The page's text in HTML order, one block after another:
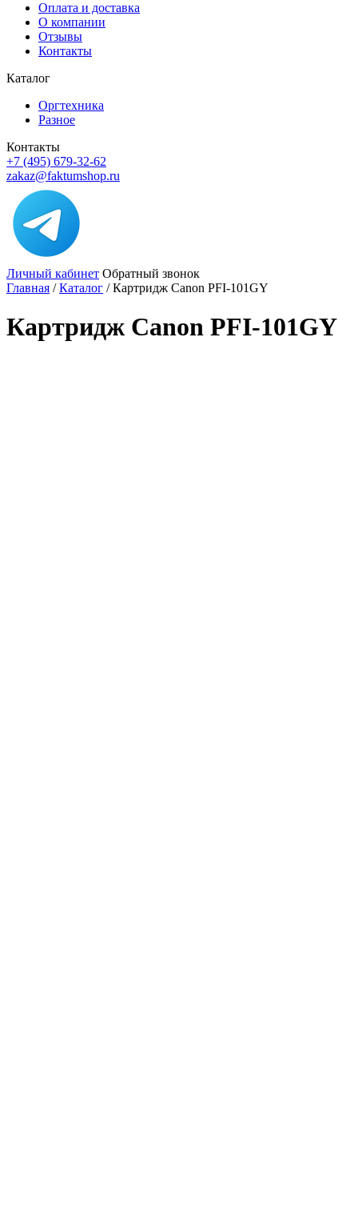
Оплата и доставка
О компании
Отзывы
Контакты
Каталог
Оргтехника
Разное
Контакты
+7 (495) 679-32-62
zakaz@faktumshop.ru
Личный кабинет Обратный звонок
Главная /Каталог /Картридж Canon PFI-101GY
Картридж Canon PFI-101GY